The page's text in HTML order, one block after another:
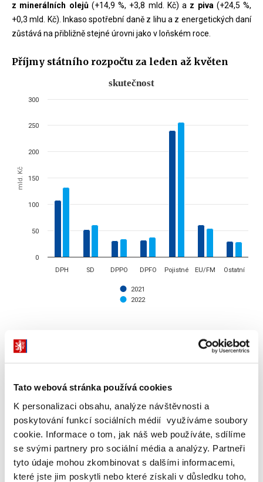
Tato webová stránka používá cookies
K personalizaci obsahu, analýze návštěvnosti a
poskytování funkcí sociálních médií využíváme soubory
cookie. Informace o tom, jak náš web používáte, sdílíme
se svými partnery pro sociální média a analýzy. Partneři
tyto údaje mohou zkombinovat s dalšími informacemi,
které jste jim poskytli nebo které získali v důsledku toho,
z minerálních olejů(+14,9 %, +3,8 mld. Kč) a z piva (+24,5 %,
+0,3 mld. Kč). Inkaso spotřební daně z lihu a z energetických daní
zůstává na přibližně stejné úrovni jako v loňském roce.
Příjmy státního rozpočtu za leden až květen
The chart has 1 X axis displaying categories.
The chart has 1 Y axis displaying mld. Kč. Data ranges from 28.46 to
mld. Kč
skutečnost
2021
2022
DPH SD DPPO DPFO Pojistné EU/FM Ostatní
0
50
100
150
200
250
300
procento plnění
Bar chart with 2 data series.
The chart has 1 Y axis displaying % rozpočtu po změnách. Data
% rozpočtu po změnách 20
30
40